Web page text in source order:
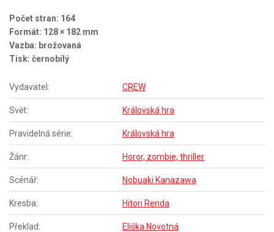
Počet stran: 164
Formát: 128 × 182 mm
Vazba: brožovaná
Tisk: černobílý
Vydavatel: CREW
Svět: Královská hra
Pravidelná série: Královská hra
Žánr: Horor, zombie, thriller
Scénář: Nobuaki Kanazawa
Kresba: Hitori Renda
Překlad: Eliška Novotná